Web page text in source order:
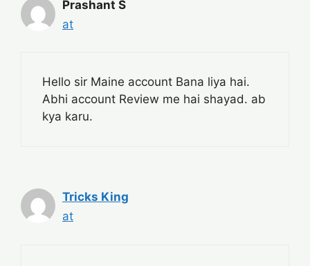
Prashant S
at
Hello sir Maine account Bana liya hai.
Abhi account Review me hai shayad. ab
kya karu.
Tricks King
at